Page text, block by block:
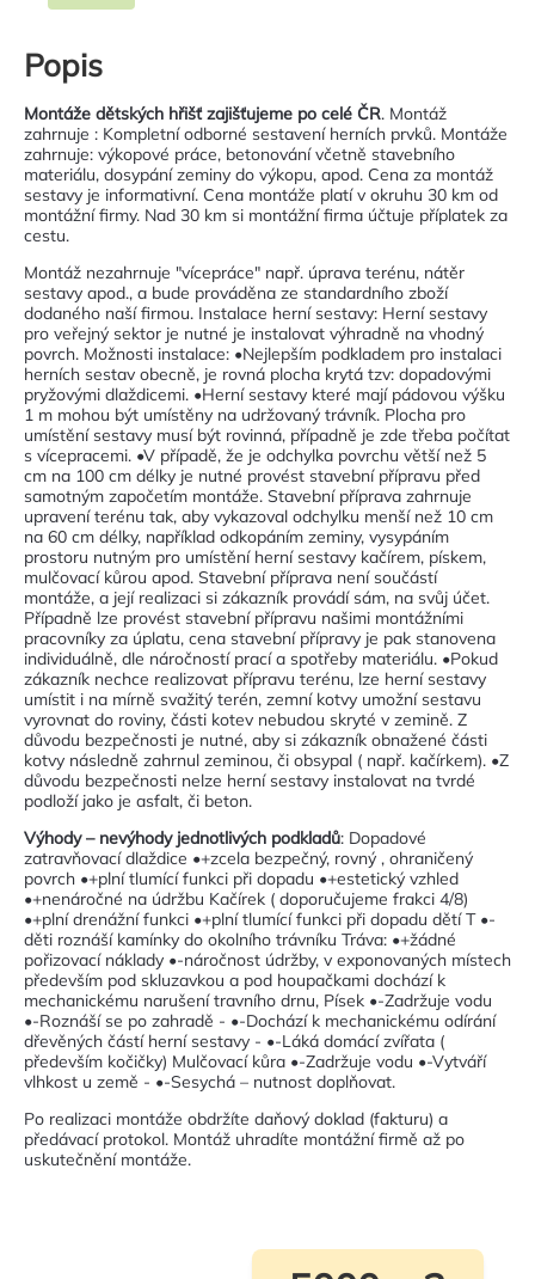
Popis
Montáže dětských hřišť zajišťujeme po celé ČR. Montáž
zahrnuje : Kompletní odborné sestavení herních prvků. Montáže
zahrnuje: výkopové práce, betonování včetně stavebního
materiálu, dosypání zeminy do výkopu, apod. Cena za montáž
sestavy je informativní. Cena montáže platí v okruhu 30 km od
montážní firmy. Nad 30 km si montážní firma účtuje příplatek za
cestu.
Montáž nezahrnuje "vícepráce" např. úprava terénu, nátěr
sestavy apod., a bude prováděna ze standardního zboží
dodaného naší firmou. Instalace herní sestavy: Herní sestavy
pro veřejný sektor je nutné je instalovat výhradně na vhodný
povrch. Možnosti instalace: •Nejlepším podkladem pro instalaci
herních sestav obecně, je rovná plocha krytá tzv: dopadovými
pryžovými dlaždicemi. •Herní sestavy které mají pádovou výšku
1 m mohou být umístěny na udržovaný trávník. Plocha pro
umístění sestavy musí být rovinná, případně je zde třeba počítat
s vícepracemi. •V případě, že je odchylka povrchu větší než 5
cm na 100 cm délky je nutné provést stavební přípravu před
samotným započetím montáže. Stavební příprava zahrnuje
upravení terénu tak, aby vykazoval odchylku menší než 10 cm
na 60 cm délky, například odkopáním zeminy, vysypáním
prostoru nutným pro umístění herní sestavy kačírem, pískem,
mulčovací kůrou apod. Stavební příprava není součástí
montáže, a její realizaci si zákazník provádí sám, na svůj účet.
Případně lze provést stavební přípravu našimi montážními
pracovníky za úplatu, cena stavební přípravy je pak stanovena
individuálně, dle náročností prací a spotřeby materiálu. •Pokud
zákazník nechce realizovat přípravu terénu, lze herní sestavy
umístit i na mírně svažitý terén, zemní kotvy umožní sestavu
vyrovnat do roviny, části kotev nebudou skryté v zemině. Z
důvodu bezpečnosti je nutné, aby si zákazník obnažené části
kotvy následně zahrnul zeminou, či obsypal ( např. kačírkem). •Z
důvodu bezpečnosti nelze herní sestavy instalovat na tvrdé
podloží jako je asfalt, či beton.
Výhody – nevýhody jednotlivých podkladů: Dopadové
zatravňovací dlaždice •+zcela bezpečný, rovný , ohraničený
povrch •+plní tlumící funkci při dopadu •+estetický vzhled
•+nenáročné na údržbu Kačírek ( doporučujeme frakci 4/8)
•+plní drenážní funkci •+plní tlumící funkci při dopadu dětí T •-
děti roznáší kamínky do okolního trávníku Tráva: •+žádné
pořizovací náklady •-náročnost údržby, v exponovaných místech
především pod skluzavkou a pod houpačkami dochází k
mechanickému narušení travního drnu, Písek •-Zadržuje vodu
•-Roznáší se po zahradě - •-Dochází k mechanickému odírání
dřevěných částí herní sestavy - •-Láká domácí zvířata (
především kočičky) Mulčovací kůra •-Zadržuje vodu •-Vytváří
vlhkost u země - •-Sesychá – nutnost doplňovat.
Po realizaci montáže obdržíte daňový doklad (fakturu) a
předávací protokol. Montáž uhradíte montážní firmě až po
uskutečnění montáže.